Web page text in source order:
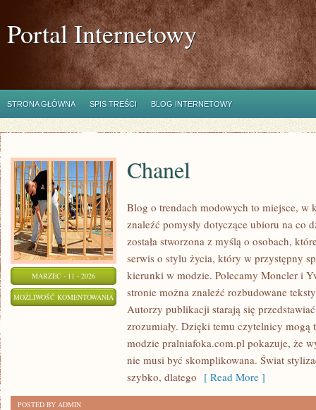
Portal Internetowy
STRONA GŁÓWNA SPIS TREŚCI BLOG INTERNETOWY
MARZEC - 11 - 2026
MOŻLIWOŚĆ KOMENTOWANIA CHANEL
Chanel
Blog o trendach modowych to miejsce, w
znaleźć pomysły dotyczące ubioru na co
została stworzona z myślą o osobach,
serwis o stylu życia, który w przystępny
kierunki w modzie. Polecamy Moncler i
stronie można znaleźć rozbudowane
Autorzy publikacji starają się
zrozumiały. Dzięki temu czytelnicy mogą
modzie pralniafoka.com.pl pokazuje, że
nie musi być skomplikowana. Świat
szybko, dlatego [ Read More ]
POSTED BY ADMIN